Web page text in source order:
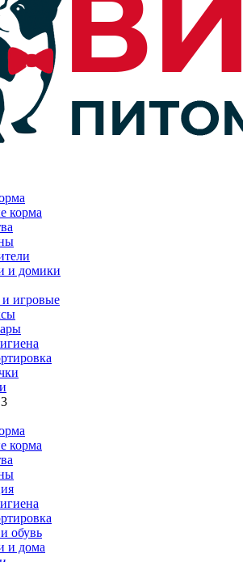
корма
и домики
игровые
корма
обувь
и дома